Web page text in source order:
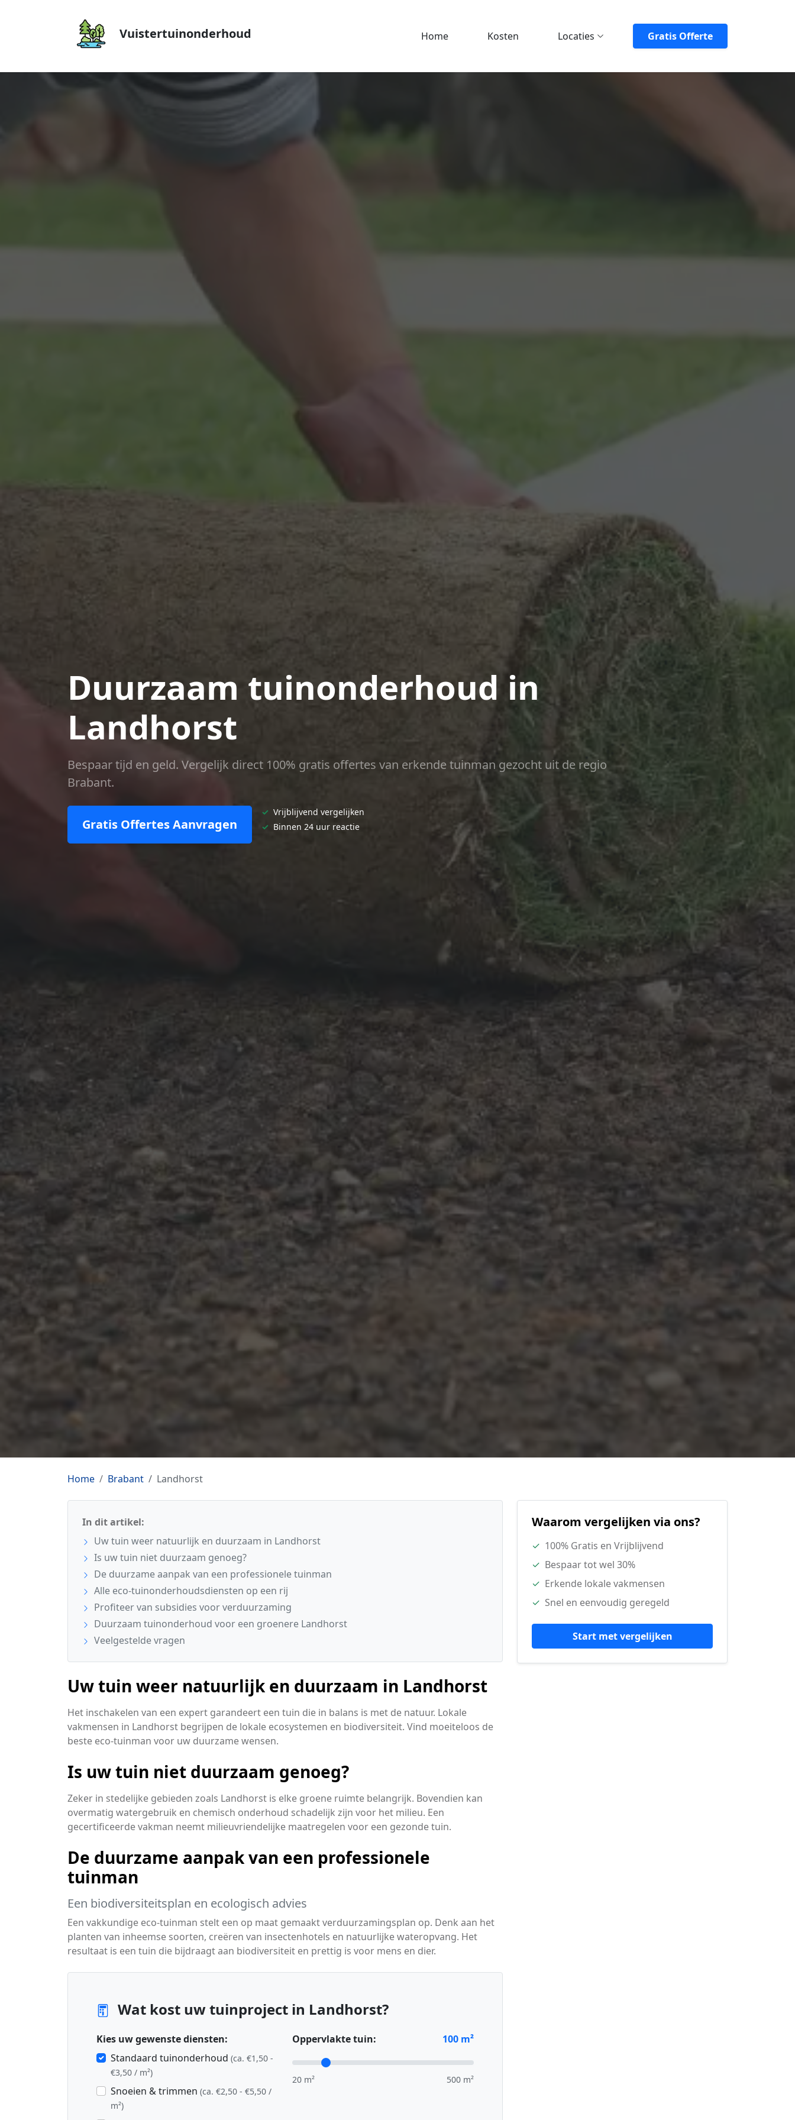
Vuistertuinonderhoud Home Kosten Locaties Gratis Offerte
Duurzaam tuinonderhoud in
Landhorst
Bespaar tijd en geld. Vergelijk direct 100% gratis offertes van erkende tuinman gezocht uit de regio
Brabant.
Gratis Offertes Aanvragen
✓ Vrijblijvend vergelijken
✓ Binnen 24 uur reactie
Home Brabant Landhorst
In dit artikel:
Uw tuin weer natuurlijk en duurzaam in Landhorst
Is uw tuin niet duurzaam genoeg?
De duurzame aanpak van een professionele tuinman
Alle eco-tuinonderhoudsdiensten op een rij
Profiteer van subsidies voor verduurzaming
Duurzaam tuinonderhoud voor een groenere Landhorst
Veelgestelde vragen
Uw tuin weer natuurlijk en duurzaam in Landhorst
Het inschakelen van een expert garandeert een tuin die in balans is met de natuur. Lokale
vakmensen in Landhorst begrijpen de lokale ecosystemen en biodiversiteit. Vind moeiteloos de
beste eco-tuinman voor uw duurzame wensen.
Is uw tuin niet duurzaam genoeg?
Zeker in stedelijke gebieden zoals Landhorst is elke groene ruimte belangrijk. Bovendien kan
overmatig watergebruik en chemisch onderhoud schadelijk zijn voor het milieu. Een
gecertificeerde vakman neemt milieuvriendelijke maatregelen voor een gezonde tuin.
De duurzame aanpak van een professionele
tuinman
Een biodiversiteitsplan en ecologisch advies
Een vakkundige eco-tuinman stelt een op maat gemaakt verduurzamingsplan op. Denk aan het
planten van inheemse soorten, creëren van insectenhotels en natuurlijke wateropvang. Het
resultaat is een tuin die bijdraagt aan biodiversiteit en prettig is voor mens en dier.
Wat kost uw tuinproject in Landhorst?
Kies uw gewenste diensten:
Standaard tuinonderhoud (ca. €1,50 -
€3,50 / m²)
Snoeien & trimmen (ca. €2,50 - €5,50 /
m²)
Oppervlakte tuin: 100 m²
20 m² 500 m²
Waarom vergelijken via ons?
✓ 100% Gratis en Vrijblijvend
✓ Bespaar tot wel 30%
✓ Erkende lokale vakmensen
✓ Snel en eenvoudig geregeld
Start met vergelijken